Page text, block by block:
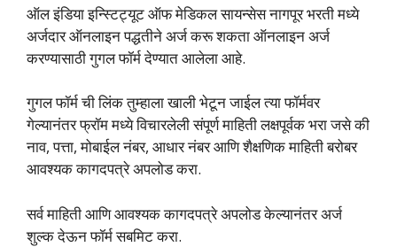
ऑल इंडिया इन्स्टिट्यूट ऑफ मेडिकल सायन्सेस नागपूर भरती मध्ये
अर्जदार ऑनलाइन पद्धतीने अर्ज करू शकता ऑनलाइन अर्ज
करण्यासाठी गुगल फॉर्म देण्यात आलेला आहे.
गुगल फॉर्म ची लिंक तुम्हाला खाली भेटून जाईल त्या फॉर्मवर
गेल्यानंतर फ्रॉम मध्ये विचारलेली संपूर्ण माहिती लक्षपूर्वक भरा जसे की
नाव, पत्ता, मोबाईल नंबर, आधार नंबर आणि शैक्षणिक माहिती बरोबर
आवश्यक कागदपत्रे अपलोड करा.
सर्व माहिती आणि आवश्यक कागदपत्रे अपलोड केल्यानंतर अर्ज
शुल्क देऊन फॉर्म सबमिट करा.